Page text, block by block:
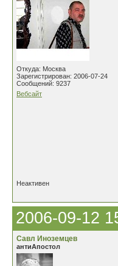
Откуда: Москва
Зарегистрирован: 2006-07-24
Сообщений: 9237
Вебсайт
Неактивен
2006-09-12
Савл Иноземцев
антиАпостол